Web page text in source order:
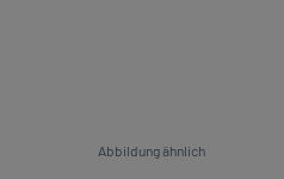
Abbildung ähnlich